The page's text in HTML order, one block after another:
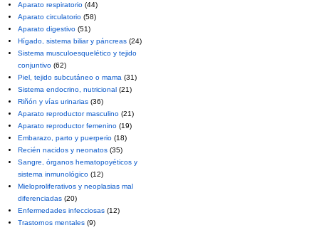
Aparato respiratorio (44)
Aparato circulatorio (58)
Aparato digestivo (51)
Hígado, sistema biliar y páncreas (24)
Sistema musculoesquelético y tejido
conjuntivo (62)
Piel, tejido subcutáneo o mama (31)
Sistema endocrino, nutricional (21)
Riñón y vías urinarias (36)
Aparato reproductor masculino (21)
Aparato reproductor femenino (19)
Embarazo, parto y puerperio (18)
Recién nacidos y neonatos (35)
Sangre, órganos hematopoyéticos y
sistema inmunológico (12)
Mieloproliferativos y neoplasias mal
diferenciadas (20)
Enfermedades infecciosas (12)
Trastornos mentales (9)